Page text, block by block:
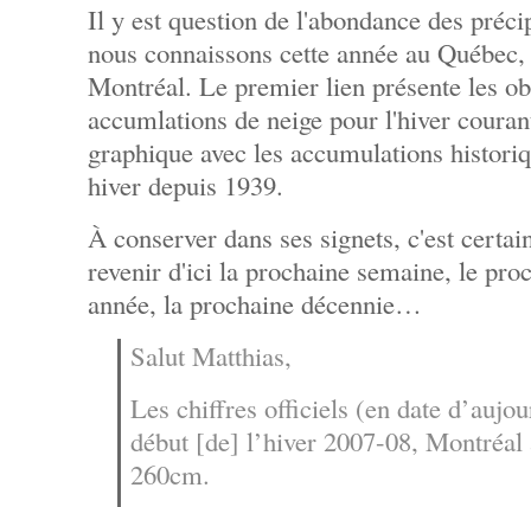
Il y est question de l'abondance des
nous connaissons cette année au
Montréal. Le premier lien présente les
accumlations de neige pour l'hiver
graphique avec les accumulations
hiver depuis 1939.
À conserver dans ses signets, c'est
revenir d'ici la prochaine semaine, le
année, la prochaine décennie…
Salut Matthias,
Les chiffres officiels (en date
début [de] l’hiver 2007-08, Montréal
260cm.